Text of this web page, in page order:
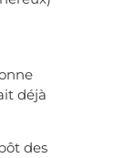
déjà
des